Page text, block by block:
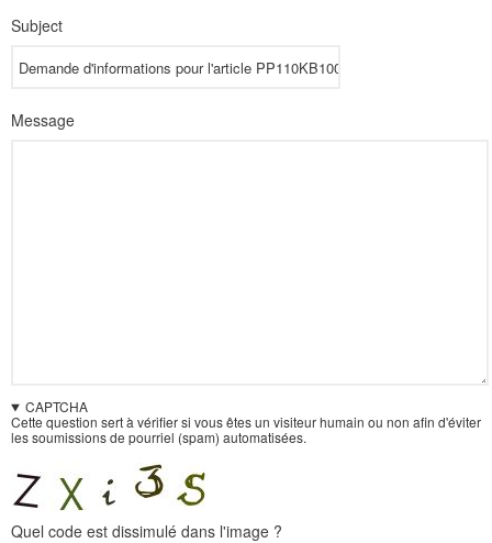
Subject
Message
CAPTCHA
Cette question sert à vérifier si vous êtes un visiteur humain ou non afin d'éviter
les soumissions de pourriel (spam) automatisées.
Quel code est dissimulé dans l'image ?